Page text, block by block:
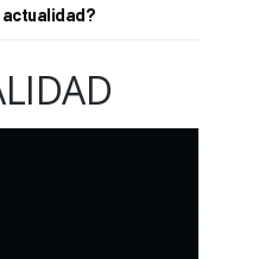
actualidad?